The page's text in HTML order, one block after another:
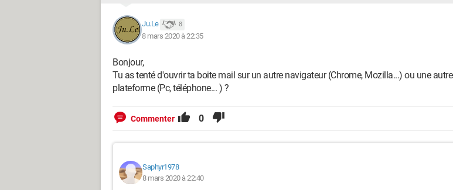
Ju.Le 8
8 mars 2020 à 22:35
Bonjour,
Tu as tenté d'ouvrir ta boite mail sur un autre navigateur (Chrome, Mozilla...) ou une autre
plateforme (Pc, téléphone... ) ?
Commenter 0
Saphyr1978
8 mars 2020 à 22:40